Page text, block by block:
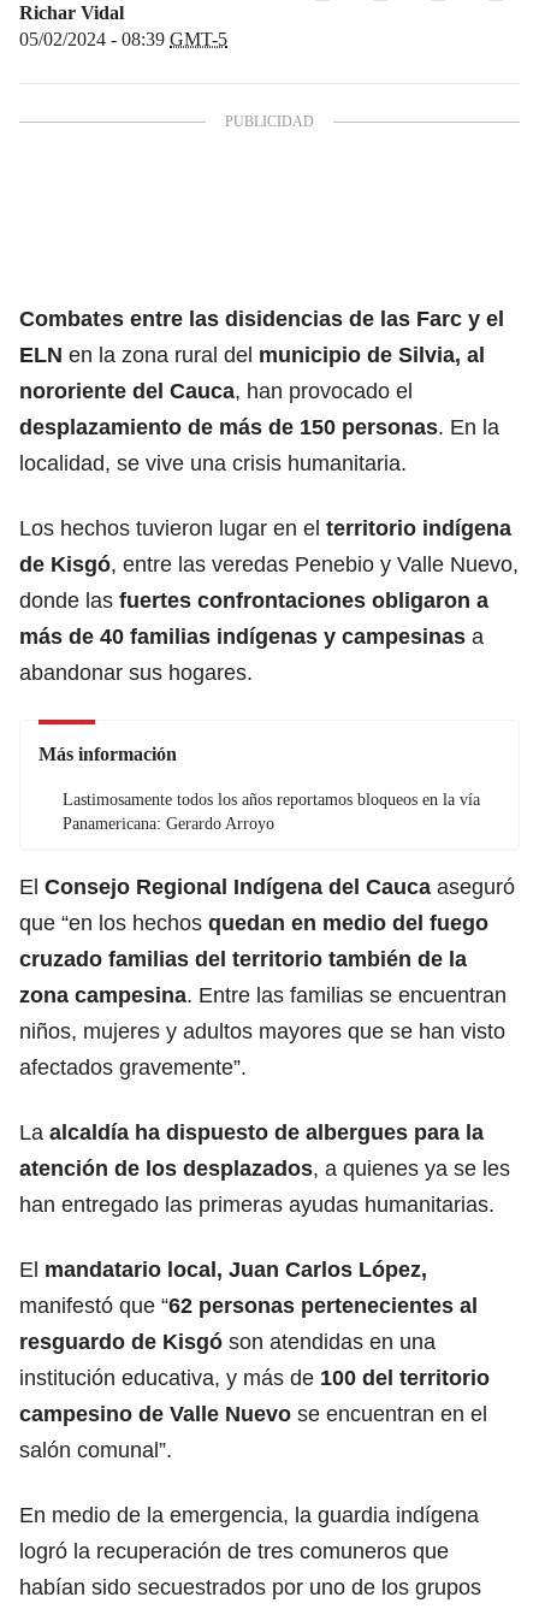
Richar Vidal
05/02/2024 - 08:39 GMT-5
Combates entre las disidencias de las Farc y el
ELN en la zona rural del municipio de Silvia, al
nororiente del Cauca, han provocado el
desplazamiento de más de 150 personas. En la
localidad, se vive una crisis humanitaria.
Los hechos tuvieron lugar en el territorio indígena
de Kisgó, entre las veredas Penebio y Valle Nuevo,
donde las fuertes confrontaciones obligaron a
más de 40 familias indígenas y campesinas a
abandonar sus hogares.
Más información
Lastimosamente todos los años reportamos bloqueos en la vía
Panamericana: Gerardo Arroyo
El Consejo Regional Indígena del Cauca aseguró
que “en los hechos quedan en medio del fuego
cruzado familias del territorio también de la
zona campesina. Entre las familias se encuentran
niños, mujeres y adultos mayores que se han visto
afectados gravemente”.
La alcaldía ha dispuesto de albergues para la
atención de los desplazados, a quienes ya se les
han entregado las primeras ayudas humanitarias.
El mandatario local, Juan Carlos López,
manifestó que “62 personas pertenecientes al
resguardo de Kisgó son atendidas en una
institución educativa, y más de 100 del territorio
campesino de Valle Nuevo se encuentran en el
salón comunal”.
En medio de la emergencia, la guardia indígena
logró la recuperación de tres comuneros que
habían sido secuestrados por uno de los grupos